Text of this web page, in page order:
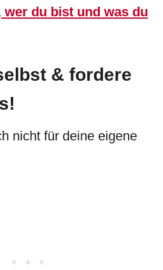
wer du bist und was du
& fordere
nicht für deine eigene